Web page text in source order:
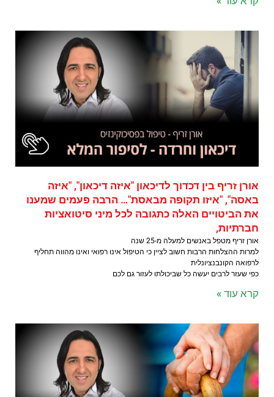
אורן זריף בין דכדוך לדיכאון "איזה דיכאון", "איזה
באסה", "איזו תקופה מבאסת"… הרבה פעמים שמענו
את הביטויים האלה כתגובה לכל מיני סיטואציות
חברתיות,
אורן זריף מטפל באנשים למעלה מ-25 שנה
למרות ההצלחות הרבות חשוב לציין כי הטיפול אינו רפואי ואינו מהווה תחליף
לרפואה הקונבנציונלית
כפי שעזר לרבים יעשה כל שביכולתו לעזור גם לכם
קרא עוד »